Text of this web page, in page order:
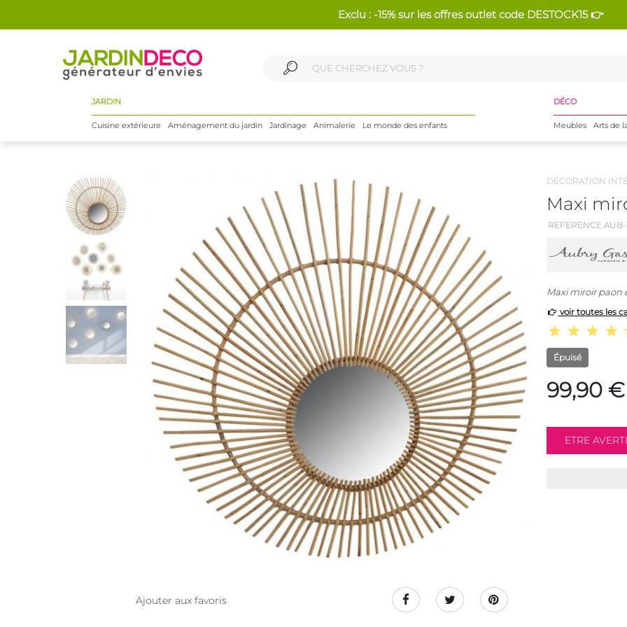
Exclu : -15% sur les offres outlet code DESTOCK15 👉
JARDIN
Cuisine extérieure Aménagement du jardin Jardinage Animalerie Le monde des enfants
DÉCO
Meubles Arts de
Ajouter aux favoris
DÉCORATION
Maxi
REFERENCE
Maxi miroir paon
voir toutes les
Épuisé
99,90 €